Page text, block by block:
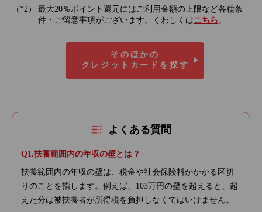
最大20％ポイント還元にはご利用金額の上限など各種条
件・ご留意事項がございます。くわしくはこちら。
そのほかの
クレジットカードを探す
よくある質問
扶養範囲内の年収の壁とは？
扶養範囲内の年収の壁は、税金や社会保険料がかかる区切
りのことを指します。例えば、103万円の壁を超えると、超
えた分は被扶養者が所得税を負担しなくてはいけません。